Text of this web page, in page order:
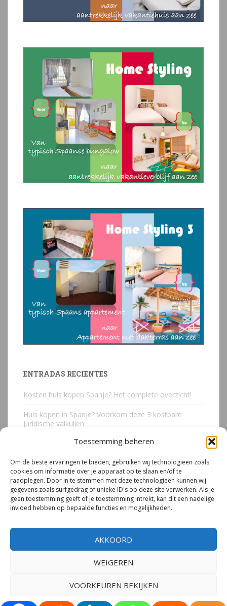
Toestemming beheren
Om de beste ervaringen te bieden, gebruiken wij technologieën zoals
cookies om informatie over je apparaat op te slaan en/of te
raadplegen. Door in te stemmen met deze technologieën kunnen wij
gegevens zoals surfgedrag of unieke ID's op deze site verwerken. Als je
geen toestemming geeft of je toestemming intrekt, kan dit een nadelige
invloed hebben op bepaalde functies en mogelijkheden.
AKKOORD
WEIGEREN
VOORKEUREN BEKIJKEN
ENTRADAS RECIENTES
Kosten huis kopen Spanje? Het complete overzicht!
Huis kopen in Spanje? Voorkom deze 3 kostbare
juridische valkuilen
Due Diligence Spaans vastgoed
Emigreren naar Spanje Expert Call | Illegaal bouwen
door Mirjam van Riet (jan 2026)
Illegale bouw Spanje
Tema por ColorlibDesarrollado porWordPress